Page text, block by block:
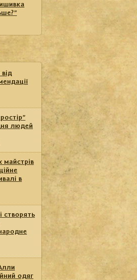
людей
майстрів
в
створять
одяг